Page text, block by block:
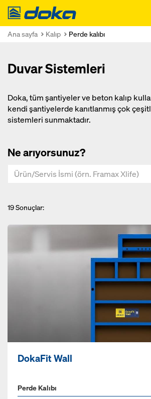
Doka
Ana sayfa Kalıp Perde kalıbı
Duvar Sistemleri
Doka, tüm şantiyeler ve beton kalıp
kendi şantiyelerde kanıtlanmış çok
sistemleri sunmaktadır.
Ne arıyorsunuz?
19Sonuçlar:
DokaFit Wall
Perde Kalıbı